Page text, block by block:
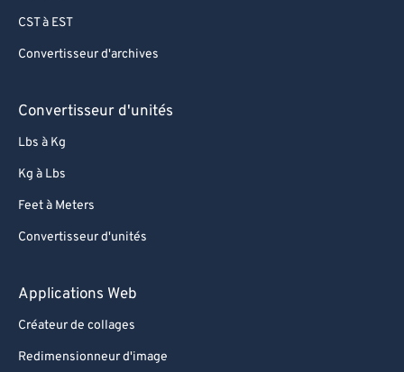
CST à EST
Convertisseur d'archives
Convertisseur d'unités
Lbs à Kg
Kg à Lbs
Feet à Meters
Convertisseur d'unités
Applications Web
Créateur de collages
Redimensionneur d'image